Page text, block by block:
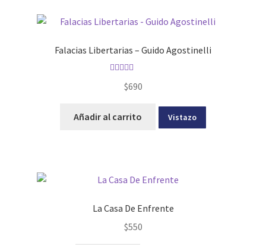
Falacias Libertarias – Guido Agostinelli
5.00
$690
Añadir al carrito Vistazo
La Casa De Enfrente
$550